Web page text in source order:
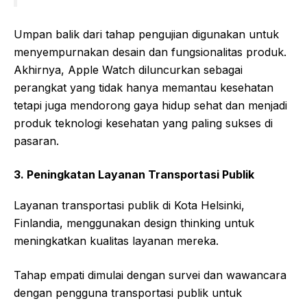
Umpan balik dari tahap pengujian digunakan untuk
menyempurnakan desain dan fungsionalitas produk.
Akhirnya, Apple Watch diluncurkan sebagai
perangkat yang tidak hanya memantau kesehatan
tetapi juga mendorong gaya hidup sehat dan menjadi
produk teknologi kesehatan yang paling sukses di
pasaran.
3. Peningkatan Layanan Transportasi Publik
Layanan transportasi publik di Kota Helsinki,
Finlandia, menggunakan design thinking untuk
meningkatkan kualitas layanan mereka.
Tahap empati dimulai dengan survei dan wawancara
dengan pengguna transportasi publik untuk